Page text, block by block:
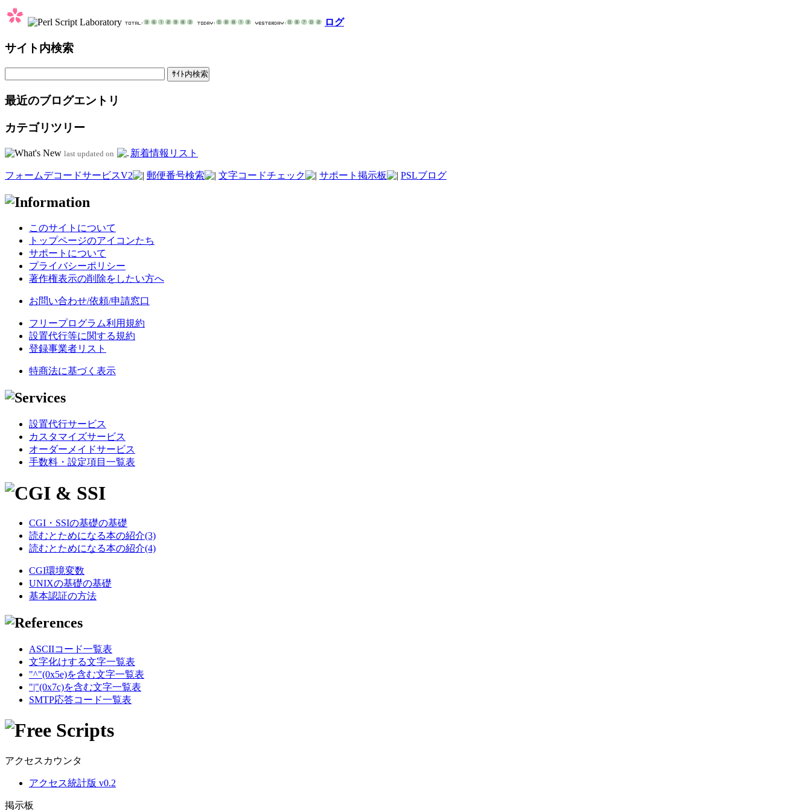
ログ
サイト内検索
最近のブログエントリ
カテゴリツリー
last updated on 新着情報リスト
フォームデコードサービスV2 郵便番号検索 文字コードチェック サポート掲示板 PSLブログ
このサイトについて
トップページのアイコンたち
サポートについて
プライバシーポリシー
著作権表示の削除をしたい方へ
お問い合わせ/依頼/申請窓口
フリープログラム利用規約
設置代行等に関する規約
登録事業者リスト
特商法に基づく表示
設置代行サービス
カスタマイズサービス
オーダーメイドサービス
手数料・設定項目一覧表
CGI・SSIの基礎の基礎
読むとためになる本の紹介(3)
読むとためになる本の紹介(4)
CGI環境変数
UNIXの基礎の基礎
基本認証の方法
ASCIIコード一覧表
文字化けする文字一覧表
"^"(0x5e)を含む文字一覧表
"|"(0x7c)を含む文字一覧表
SMTP応答コード一覧表
アクセスカウンタ
アクセス統計版 v0.2
掲示板